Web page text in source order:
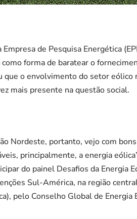
de Pesquisa Energética
forma de baratear o
que o envolvimento do setor
mais presente na questão social.
Nordeste, portanto, vejo com
principalmente, a energia
do painel Desafios da
Sul-América, na região
pelo Conselho Global de